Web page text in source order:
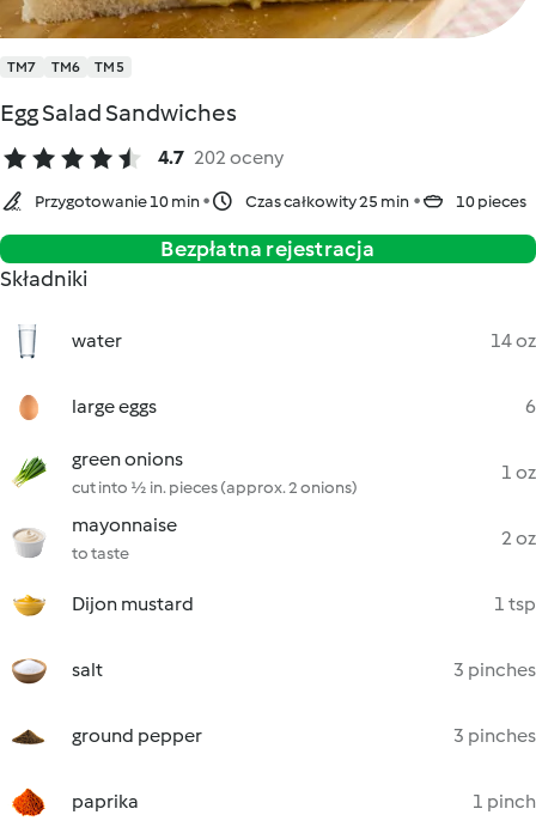
TM7 TM6 TM5
Egg Salad Sandwiches
4.7 202 oceny
Przygotowanie 10 min Czas całkowity 25 min 10 pieces
Bezpłatna rejestracja
Składniki
water 14 oz
large eggs 6
green onions
cut into ½ in. pieces (approx. 2 onions)
1 oz
mayonnaise
to taste
2 oz
Dijon mustard 1 tsp
salt 3 pinches
ground pepper 3 pinches
paprika 1 pinch